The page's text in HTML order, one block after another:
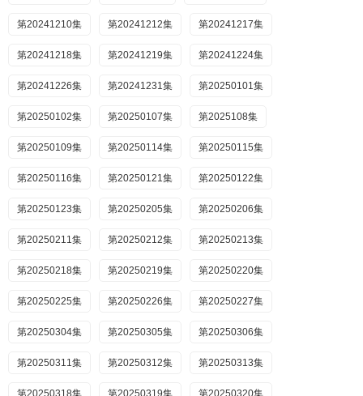
第20241210集 第20241212集 第20241217集
第20241218集 第20241219集 第20241224集
第20241226集 第20241231集 第20250101集
第20250102集 第20250107集 第2025108集
第20250109集 第20250114集 第20250115集
第20250116集 第20250121集 第20250122集
第20250123集 第20250205集 第20250206集
第20250211集 第20250212集 第20250213集
第20250218集 第20250219集 第20250220集
第20250225集 第20250226集 第20250227集
第20250304集 第20250305集 第20250306集
第20250311集 第20250312集 第20250313集
第20250318集 第20250319集 第20250320集